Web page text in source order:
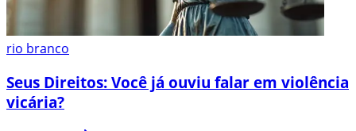
rio branco
Seus Direitos: Você já ouviu falar em violência
vicária?